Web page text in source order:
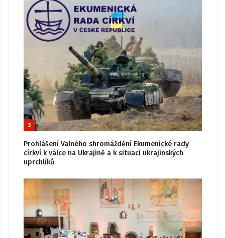
3
Prohlášení Valného shromáždění Ekumenické rady
církví k válce na Ukrajině a k situaci ukrajinských
uprchlíků